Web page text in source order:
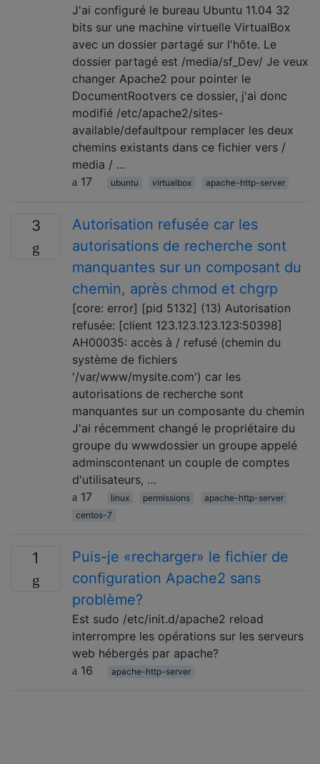
J'ai configuré le bureau Ubuntu 11.04 32
bits sur une machine virtuelle VirtualBox
avec un dossier partagé sur l'hôte. Le
dossier partagé est /media/sf_Dev/ Je veux
changer Apache2 pour pointer le
DocumentRootvers ce dossier, j'ai donc
modifié /etc/apache2/sites-
available/defaultpour remplacer les deux
chemins existants dans ce fichier vers /
media / …
17
ubuntu virtualbox apache-http-server
3
Autorisation refusée car les
autorisations de recherche sont
manquantes sur un composant du
chemin, après chmod et chgrp
[core: error] [pid 5132] (13) Autorisation
refusée: [client 123.123.123.123:50398]
AH00035: accès à / refusé (chemin du
système de fichiers
'/var/www/mysite.com') car les
autorisations de recherche sont
manquantes sur un composante du chemin
J'ai récemment changé le propriétaire du
groupe du wwwdossier un groupe appelé
adminscontenant un couple de comptes
d'utilisateurs, …
17
linux permissions
apache-http-server
centos-7
1
Puis-je «recharger» le fichier de
configuration Apache2 sans
problème?
Est sudo /etc/init.d/apache2 reload
interrompre les opérations sur les serveurs
web hébergés par apache?
16
apache-http-server